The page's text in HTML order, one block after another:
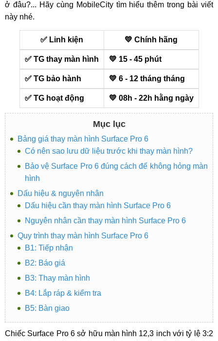
ở đâu?... Hãy cùng MobileCity tìm hiểu thêm trong bài viết
này nhé.
✅ Linh kiện 💛 Chính hãng
✅ TG thay màn hình 💛 15 - 45 phút
✅ TG bảo hành 💛 6 - 12 tháng tháng
✅ TG hoạt động 💛 08h - 22h hằng ngày
Mục lục
Bảng giá thay màn hình Surface Pro 6
Có nên sao lưu dữ liệu trước khi thay màn hình?
Bảo vệ Surface Pro 6 đúng cách để không hỏng màn
hình
Dấu hiệu & nguyên nhân
Dấu hiệu cần thay màn hình Surface Pro 6
Nguyên nhân cần thay màn hình Surface Pro 6
Quy trình thay màn hình Surface Pro 6
B1: Tiếp nhận
B2: Báo giá
B3: Thay màn hình
B4: Lắp ráp & kiểm tra
B5: Bàn giao
Chiếc Surface Pro 6 sở hữu màn hình 12,3 inch với tỷ lệ 3:2